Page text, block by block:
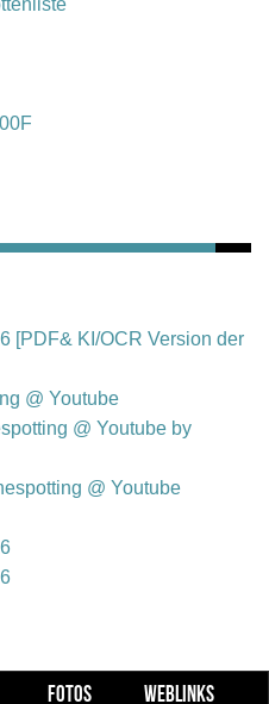
[PDF& KI/OCR Version der
@ Youtube
@ Youtube by
@ Youtube
FOTOS WEBLINKS